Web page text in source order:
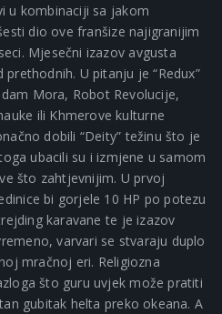
u kombinaciji sa jakom
dio ove franšize najigranijim
Mjesečni izazov avgusta
U pitanju je “Redux”
Mora, Robot Revolucije,
ili Khmerove kulturne
dobili “Deity” težinu što je
ubacili su i izmjene u samom
što zahtjevnijim. U prvoj
bi gorjele 10 HP po potezu
karavane te je izazov
varvari se stvaraju duplo
mračnoj eri. Religiozna
što guru uvjek može pratiti
gubitak helta preko okeana. A